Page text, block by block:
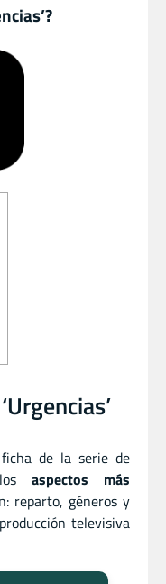
de la serie de
aspectos más
reparto, géneros y
televisiva